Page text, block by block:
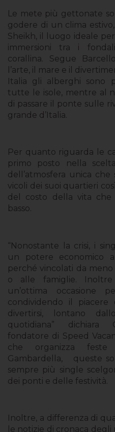
Le mete più gettonate
godere di un clima
Sheikh, il luogo ideale
immersioni tra i
corallina. Segue
l’arte, il mare e il
Italia gli alberghi sono
tutte le isole, mentre al
di passare il ponte sulle
grande d’Italia.
Per quanto riguarda le
primo posto nella
dell’atmosfera unica che
vicoli dei suoi quartieri
del costo della vita che
basso.
“Nonostante la crisi, i
un potere economico
perché vincolati da
o alle famiglie.
un’ottima occasione
condividendo il
divertirsi, lontano
quotidiana” dichiara
fondatore di Speed
che organizza
Gambardella, queste
sempre più single
dei ponti e delle festività.
Inoltre, a differenza di
le notizie di cronaca